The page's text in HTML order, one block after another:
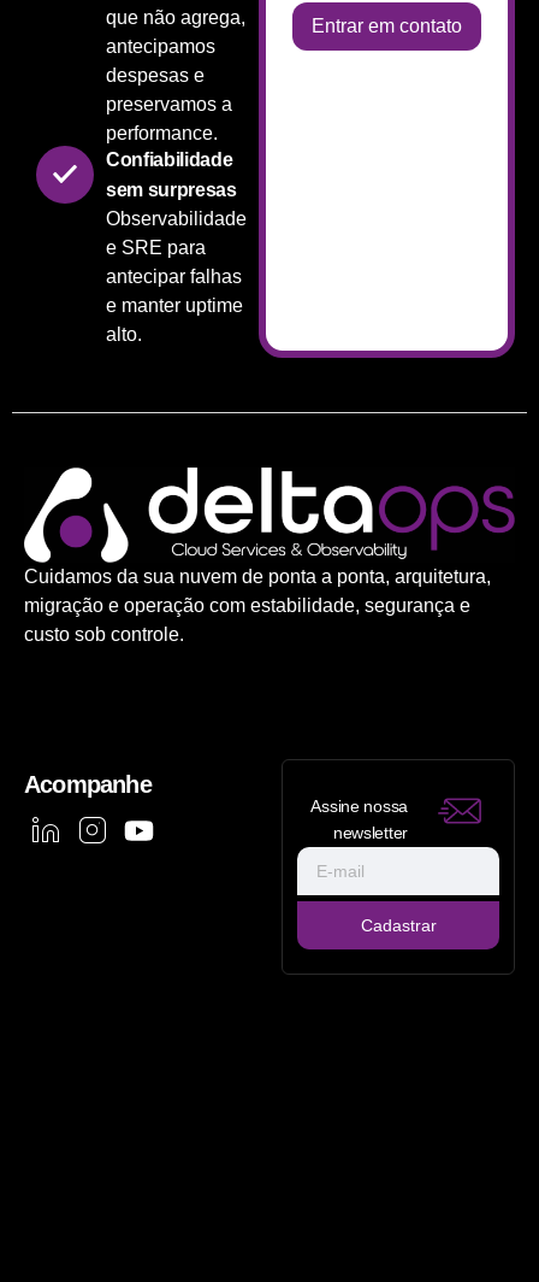
que não agrega,
antecipamos
despesas e
preservamos a
performance.
Confiabilidade
sem surpresas
Observabilidade
e SRE para
antecipar falhas
e manter uptime
alto.
Entrar em contato
Cuidamos da sua nuvem de ponta a ponta, arquitetura,
migração e operação com estabilidade, segurança e
custo sob controle.
Acompanhe
Assine nossa
newsletter
Cadastrar